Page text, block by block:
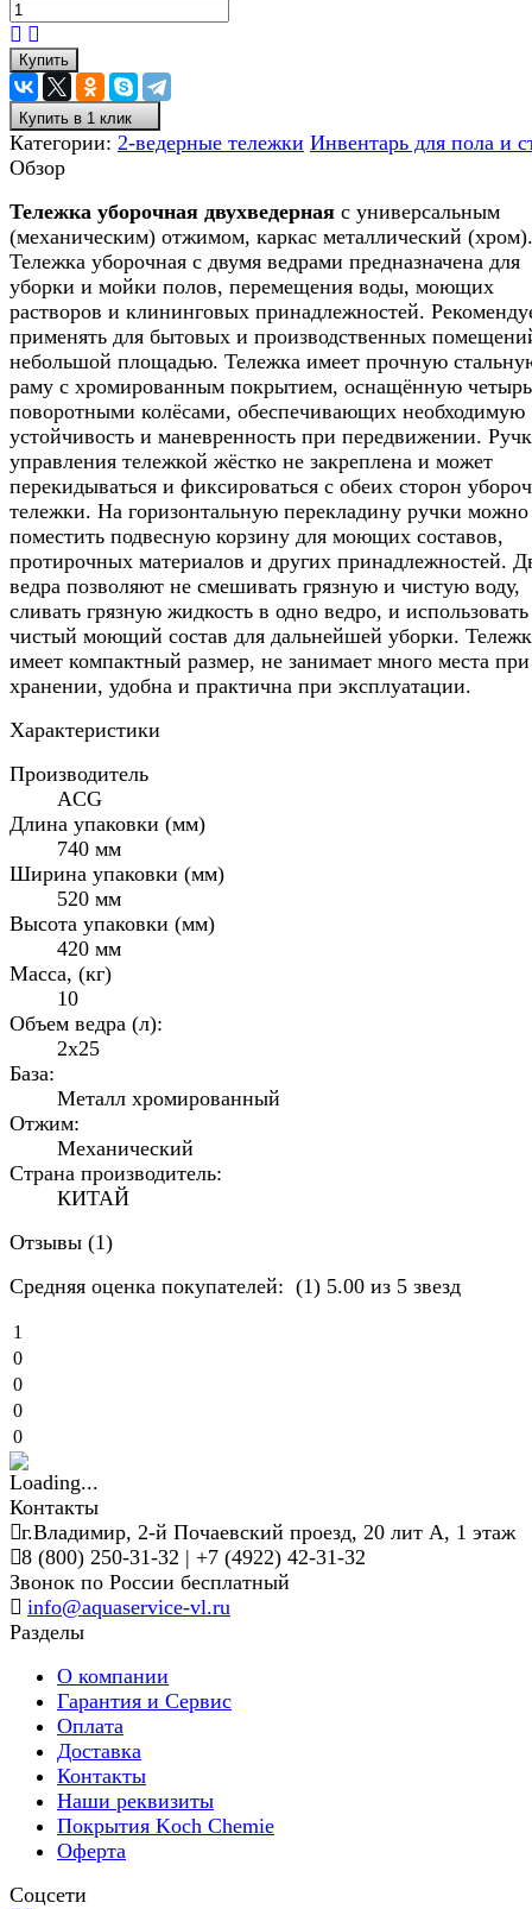
Купить
Купить в 1 клик
Категории: 2-ведерные тележки Инвентарь для пола и
Обзор
Тележка уборочная двухведерная с универсальным
(механическим) отжимом, каркас металлический (хром).
Тележка уборочная с двумя ведрами предназначена для
уборки и мойки полов, перемещения воды, моющих
растворов и клининговых принадлежностей.
применять для бытовых и производственных
небольшой площадью. Тележка имеет прочную
раму с хромированным покрытием, оснащённую
поворотными колёсами, обеспечивающих необходимую
устойчивость и маневренность при передвижении.
управления тележкой жёстко не закреплена и может
перекидываться и фиксироваться с обеих сторон
тележки. На горизонтальную перекладину ручки можно
поместить подвесную корзину для моющих составов,
протирочных материалов и других принадлежностей.
ведра позволяют не смешивать грязную и чистую воду,
сливать грязную жидкость в одно ведро, и использовать
чистый моющий состав для дальнейшей уборки.
имеет компактный размер, не занимает много места при
хранении, удобна и практична при эксплуатации.
Характеристики
Производитель
ACG
Длина упаковки (мм)
740 мм
Ширина упаковки (мм)
520 мм
Высота упаковки (мм)
420 мм
Масса, (кг)
10
Объем ведра (л):
2х25
База:
Металл хромированный
Отжим:
Механический
Страна производитель:
КИТАЙ
Отзывы (1)
Средняя оценка покупателей: (1) 5.00 из 5 звезд
1
0
0
0
0
Контакты
г.Владимир, 2-й Почаевский проезд, 20 лит А, 1 этаж
8 (800) 250-31-32 | +7 (4922) 42-31-32
Звонок по России бесплатный
info@aquaservice-vl.ru
Разделы
О компании
Гарантия и Сервис
Оплата
Доставка
Контакты
Наши реквизиты
Покрытия Koch Chemie
Оферта
Соцсети